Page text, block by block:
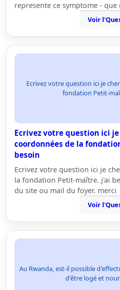
represente ce symptome - que
Voir
Ecrivez votre question ici je
fondation Petit-
Ecrivez votre question ici
coordonnées de la
besoin
Ecrivez votre question ici je
la fondation Petit-maître. j'ai
du site ou mail du foyer. merci
Voir
Au Rwanda, est-il possible
d'être logé et